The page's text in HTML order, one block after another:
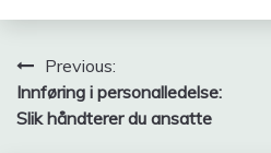
Innleggsnavigasjon
Previous:
Innføring i personalledelse:
Slik håndterer du ansatte